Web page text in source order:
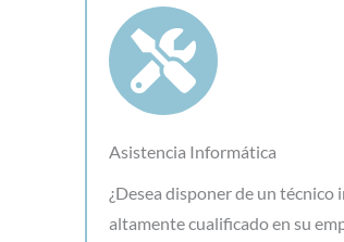
Asistencia Informática
¿Desea disponer de un técnico
altamente cualificado en su